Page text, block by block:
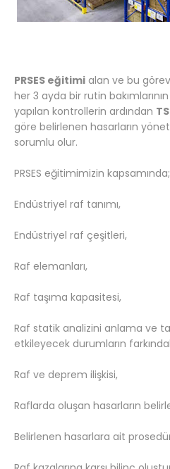
PRSES eğitimi alan ve bu
her 3 ayda bir rutin
yapılan kontrollerin ardından
göre belirlenen hasarların
sorumlu olur.
PRSES eğitimimizin kapsamında;
Endüstriyel raf tanımı,
Endüstriyel raf çeşitleri,
Raf elemanları,
Raf taşıma kapasitesi,
Raf statik analizini anlama ve
etkileyecek durumların
Raf ve deprem ilişkisi,
Raflarda oluşan hasarların
Belirlenen hasarlara ait